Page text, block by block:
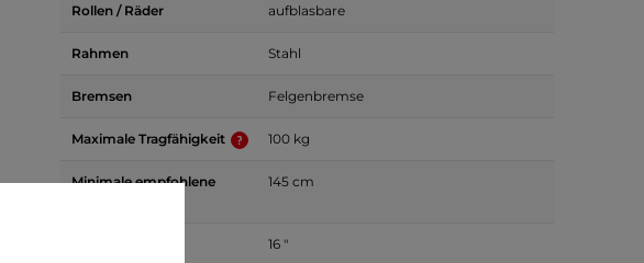
Rollen / Räder aufblasbare
Rahmen Stahl
Bremsen Felgenbremse
Maximale Tragfähigkeit 100 kg
Minimale empfohlene
145 cm
16 "